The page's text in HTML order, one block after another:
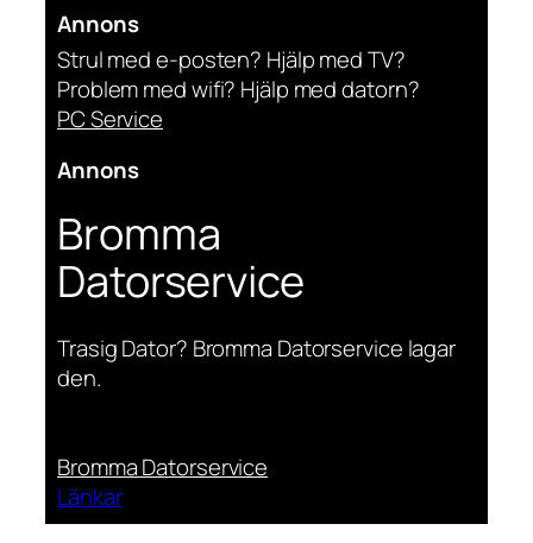
Annons
Strul med e-posten? Hjälp med TV?
Problem med wifi? Hjälp med datorn?
PC Service
Annons
Bromma
Datorservice
Trasig Dator? Bromma Datorservice lagar
den.
Bromma Datorservice
Länkar